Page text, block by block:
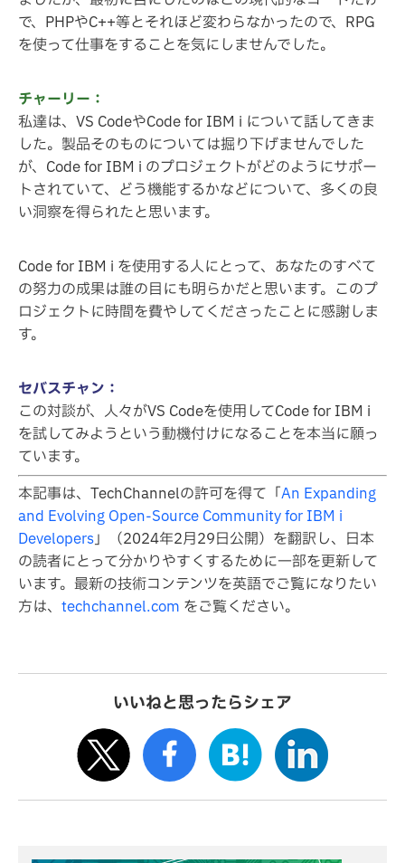
で、PHPやC++等とそれほど変わらなかったので、RPG
を使って仕事をすることを気にしませんでした。
チャーリー：
私達は、VS CodeやCode for IBM i について話してきま
した。製品そのものについては掘り下げませんでした
が、Code for IBM i のプロジェクトがどのようにサポー
トされていて、どう機能するかなどについて、多くの良
い洞察を得られたと思います。
Code for IBM i を使用する人にとって、あなたのすべて
の努力の成果は誰の目にも明らかだと思います。このプ
ロジェクトに時間を費やしてくださったことに感謝しま
す。
セバスチャン：
この対談が、人々がVS Codeを使用してCode for IBM i
を試してみようという動機付けになることを本当に願っ
ています。
本記事は、TechChannelの許可を得て「An Expanding
and Evolving Open-Source Community for IBM i
Developers」（2024年2月29日公開）を翻訳し、日本
の読者にとって分かりやすくするために一部を更新して
います。最新の技術コンテンツを英語でご覧になりたい
方は、 techchannel.com をご覧ください。
いいねと思ったらシェア